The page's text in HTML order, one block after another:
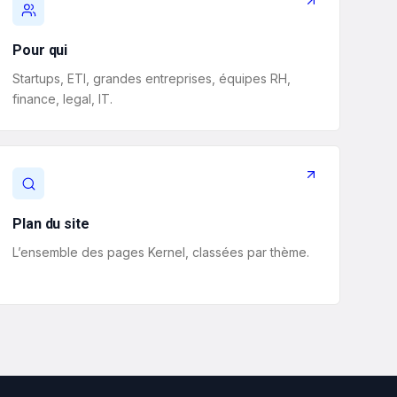
Pour qui
Startups, ETI, grandes entreprises, équipes RH,
finance, legal, IT.
Plan du site
L’ensemble des pages Kernel, classées par thème.